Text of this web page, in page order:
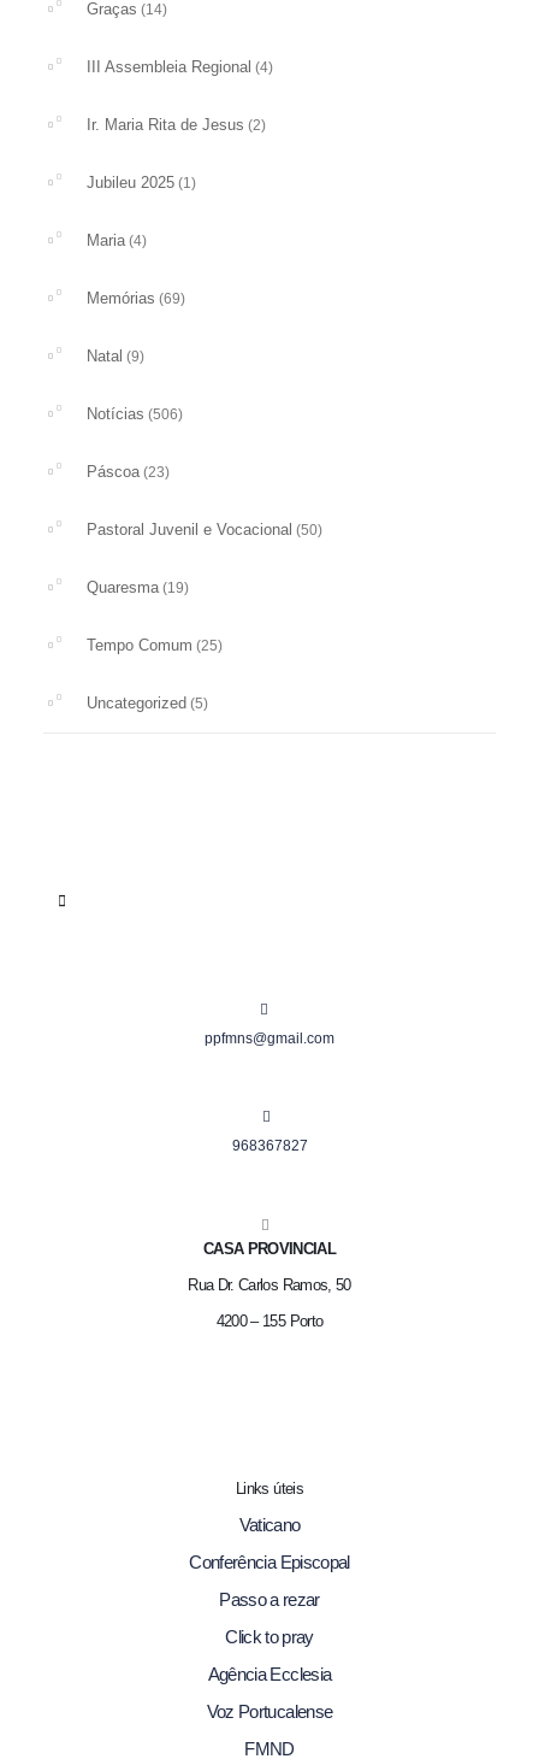
Graças (14)
III Assembleia Regional (4)
Ir. Maria Rita de Jesus (2)
Jubileu 2025 (1)
Maria (4)
Memórias (69)
Natal (9)
Notícias (506)
Páscoa (23)
Pastoral Juvenil e Vocacional (50)
Quaresma (19)
Tempo Comum (25)
Uncategorized (5)
ppfmns@gmail.com
968367827
CASA PROVINCIAL
Rua Dr. Carlos Ramos, 50
4200 – 155 Porto
Links úteis
Vaticano
Conferência Episcopal
Passo a rezar
Click to pray
Agência Ecclesia
Voz Portucalense
FMND